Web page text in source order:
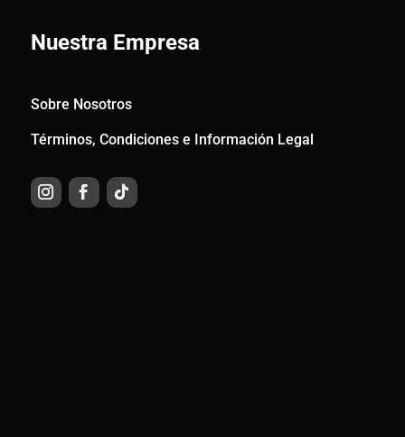
Nuestra Empresa
Sobre Nosotros
Términos, Condiciones e Información Legal